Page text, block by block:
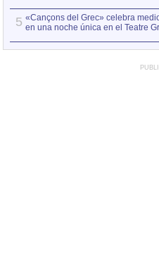
5 «Cançons del Grec» celebra
en una noche única en el Teatre